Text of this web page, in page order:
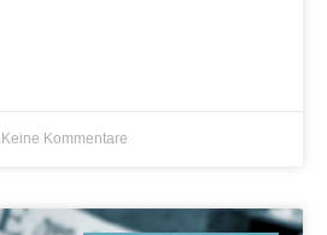
Keine Kommentare